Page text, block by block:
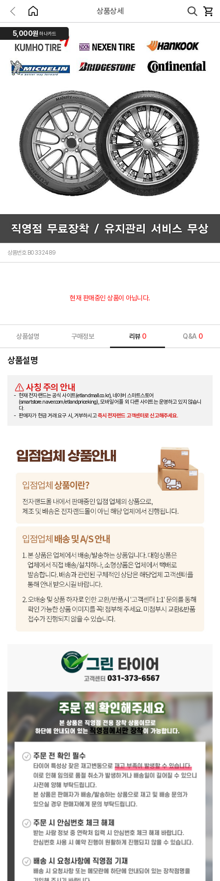
상품상세
5,000원 하나카드
상품번호 B0332489
현재 판매중인 상품이 아닙니다.
상품설명 구매정보 리뷰 0 Q&A 0
상품설명
사칭 주의 안내
현재 전자랜드는 공식 사이트(etlandmall.co.kr), 네이버 스마트스토어
(smartstore.naver.com/etlandpriceking), 모바일 어플 외 다른 사이트는 운영하고 있지 않습니
다.
판매자가 현금 거래 요구 시, 거부하시고즉시 전자랜드 고객센터로 신고해주세요.